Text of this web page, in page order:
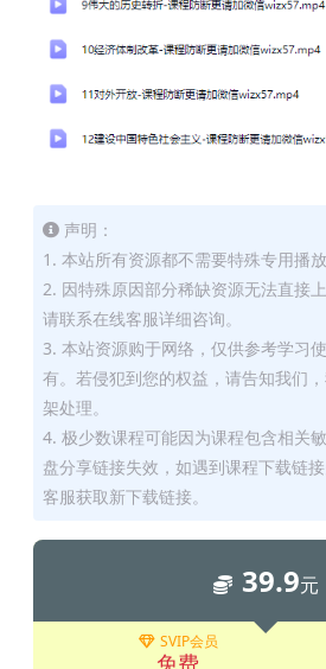
声明：
1. 本站所有资源都不需要特殊专用播放
2. 因特殊原因部分稀缺资源无法直接
请联系在线客服详细咨询。
3. 本站资源购于网络，仅供参考学习
有。若侵犯到您的权益，请告知我们
架处理。
4. 极少数课程可能因为课程包含相关
盘分享链接失效，如遇到课程下载链
客服获取新下载链接。
39.9元
SVIP会员
免费